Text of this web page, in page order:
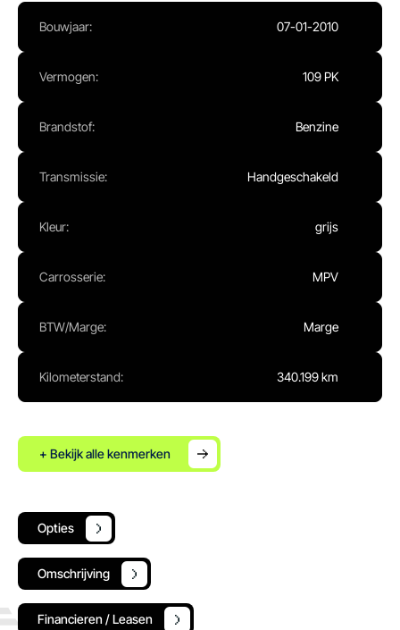
Gesloten
Zo:
Bouwjaar: 07-01-2010
Vermogen: 109 PK
Brandstof: Benzine
Transmissie: Handgeschakeld
Kleur: grijs
Carrosserie: MPV
BTW/Marge: Marge
Kilometerstand: 340.199 km
+ Bekijk alle kenmerken
Opties
Omschrijving
Financieren / Leasen